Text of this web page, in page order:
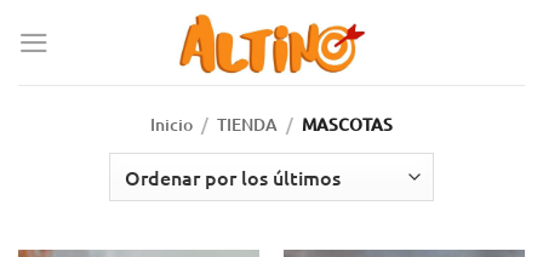
Inicio / TIENDA / MASCOTAS